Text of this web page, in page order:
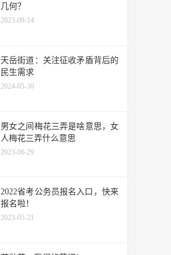
几何？
2023-09-14
天岳街道：关注征收矛盾背后的
民生需求
2024-05-30
男女之间梅花三弄是啥意思，女
人梅花三弄什么意思
2023-06-29
2022省考公务员报名入口，快来
报名啦！
2023-05-21